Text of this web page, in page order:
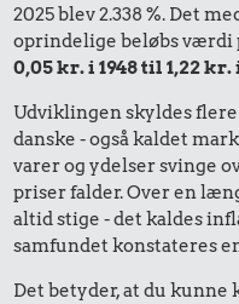
2025 blev 2.338 %. Det
oprindelige beløbs værdi
0,05 kr. i 1948 til 1,22 kr.
Udviklingen skyldes
danske - også kaldet
varer og ydelser svinge
priser falder. Over en
altid stige - det kaldes
samfundet konstateres
Det betyder, at du kunne